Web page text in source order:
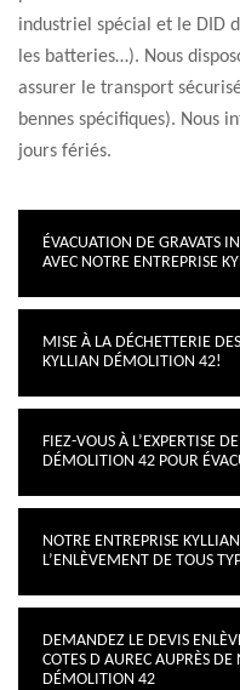
industriel spécial et le DID
les batteries…). Nous
assurer le transport
bennes spécifiques). Nous
jours fériés.
ÉVACUATION DE GRAVATS
AVEC NOTRE ENTREPRISE
MISE À LA DÉCHETTERIE
KYLLIAN DÉMOLITION 42!
FIEZ-VOUS À L’EXPERTISE
DÉMOLITION 42 POUR
NOTRE ENTREPRISE
L’ENLÈVEMENT DE TOUS
DEMANDEZ LE DEVIS
COTES D AUREC AUPRÈS DE
DÉMOLITION 42